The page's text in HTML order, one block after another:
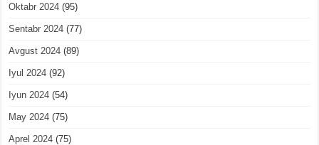
Oktabr 2024 (95)
Sentabr 2024 (77)
Avgust 2024 (89)
Iyul 2024 (92)
Iyun 2024 (54)
May 2024 (75)
Aprel 2024 (75)